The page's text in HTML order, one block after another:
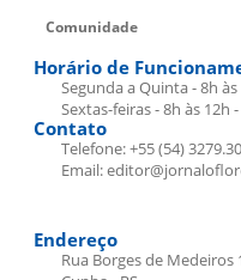
Comunidade
Horário de
Segunda a Quinta - 8h
Sextas-feiras - 8h às 12h
Contato
Telefone: +55 (54)
Email:
Endereço
Rua Borges de Medeiros